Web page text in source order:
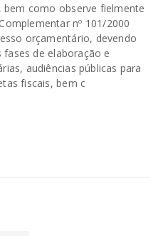
bem como observe fielmente
nº 101/2000
orçamentário, devendo
fases de elaboração e
audiências públicas para
fiscais, bem c